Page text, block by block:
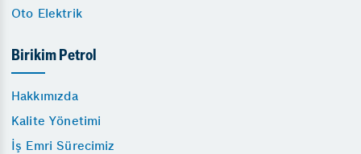
Oto Elektrik
Birikim Petrol
Hakkımızda
Kalite Yönetimi
İş Emri Sürecimiz